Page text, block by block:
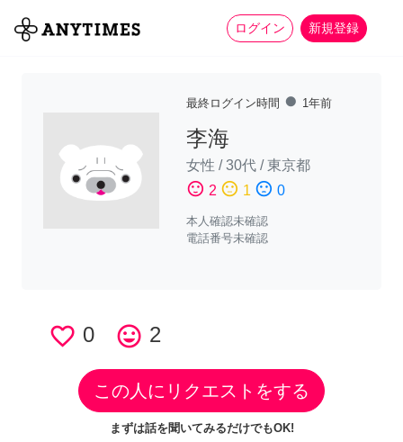
ログイン 新規登録
全て 家事 more_horiz
最終ログイン時間 fiber_manual_record 1年前
李海
女性 /30代 /東京都
sentiment_satisfied 2 sentiment_neutral 1 sentiment_dissatisfied 0
本人確認未確認
電話番号未確認
favorite_border 0 tag_faces 2
この人にリクエストをする
まずは話を聞いてみるだけでもOK!